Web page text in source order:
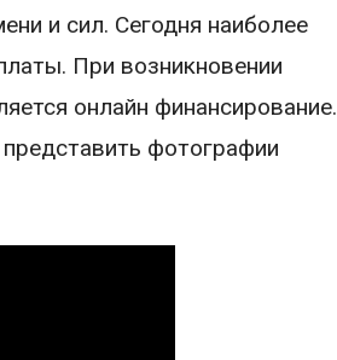
и сил. Сегодня наиболее
При возникновении
онлайн финансирование.
фотографии